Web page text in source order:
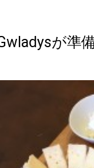
が準